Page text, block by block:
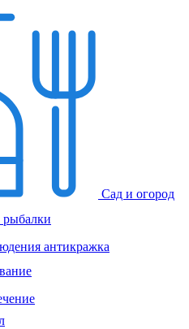
Сад и огород
рыбалки
антикражка